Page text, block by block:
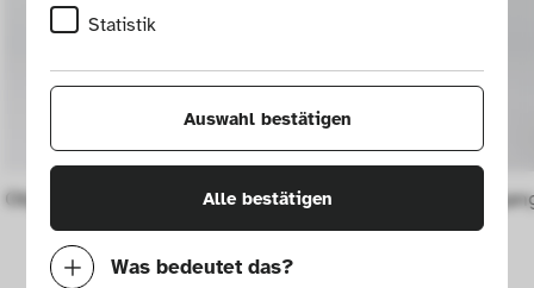
Statistik
Auswahl bestätigen
Alle bestätigen
Was bedeutet das?
Object Kigango cha Baba Object